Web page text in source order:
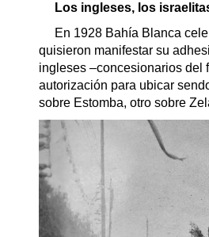
Los ingleses, los
En 1928 Bahía Blanca
quisieron manifestar su
ingleses –concesionarios
autorización para ubicar
sobre Estomba, otro sobre